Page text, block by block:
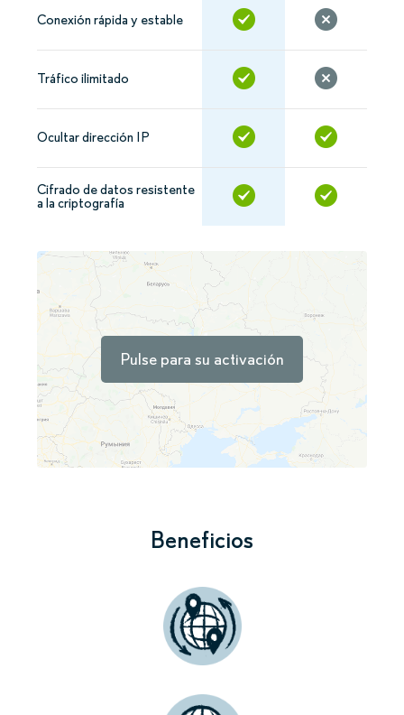
Conexión rápida y estable
Tráfico ilimitado
Ocultar dirección IP
Cifrado de datos resistente
a la criptografía
Pulse para su activación
Beneficios